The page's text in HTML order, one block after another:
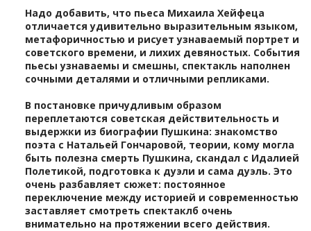
Надо добавить, что пьеса Михаила Хейфеца
отличается удивительно выразительным языком,
метафоричностью и рисует узнаваемый портрет и
советского времени, и лихих девяностых. События
пьесы узнаваемы и смешны, спектакль наполнен
сочными деталями и отличными репликами.
В постановке причудливым образом
переплетаются советская действительность и
выдержки из биографии Пушкина: знакомство
поэта с Натальей Гончаровой, теории, кому могла
быть полезна смерть Пушкина, скандал с Идалией
Полетикой, подготовка к дуэли и сама дуэль. Это
очень разбавляет сюжет: постоянное
переключение между историей и современностью
заставляет смотреть спектаклб очень
внимательно на протяжении всего действия.